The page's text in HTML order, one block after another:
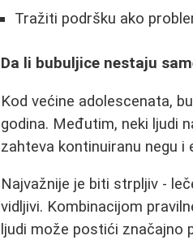
Tražiti podršku ako
Da li bubuljice nestaju
Kod većine adolescenata,
godina. Međutim, neki ljudi
zahteva kontinuiranu negu
Najvažnije je biti strpljiv -
vidljivi. Kombinacijom
ljudi može postići značajno